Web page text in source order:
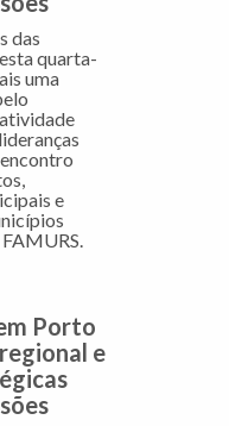
das
quarta-
uma
e
Porto
e